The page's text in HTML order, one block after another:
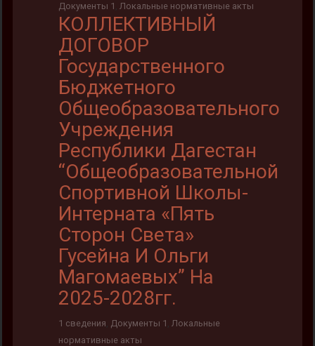
Документы 1 Локальные нормативные акты
КОЛЛЕКТИВНЫЙ
ДОГОВОР
Государственного
Бюджетного
Общеобразовательного
Учреждения
Республики Дагестан
“Общеобразовательной
Спортивной Школы-
Интерната «Пять
Сторон Света»
Гусейна И Ольги
Магомаевых” На
2025-2028гг.
1 сведения Документы 1 Локальные
нормативные акты